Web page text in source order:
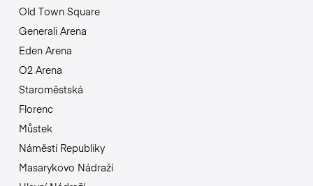
Old Town Square
Generali Arena
Eden Arena
O2 Arena
Staroměstská
Florenc
Můstek
Náměstí Republiky
Masarykovo Nádraží